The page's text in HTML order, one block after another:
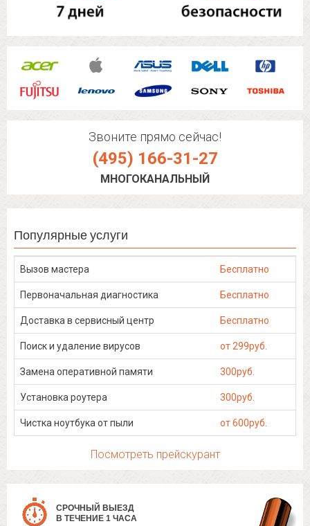
Звоните прямо сейчас!
(495) 166-31-27
МНОГОКАНАЛЬНЫЙ
Популярные услуги
Вызов мастера Бесплатно
Первоначальная диагностика Бесплатно
Доставка в сервисный центр Бесплатно
Поиск и удаление вирусов от 299руб.
Замена оперативной памяти 300руб.
Установка роутера 300руб.
Чистка ноутбука от пыли от 600руб.
Посмотреть прейскурант
СРОЧНЫЙ ВЫЕЗД
В ТЕЧЕНИЕ 1 ЧАСА